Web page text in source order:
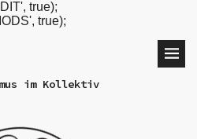
true);
true);
im Kollektiv